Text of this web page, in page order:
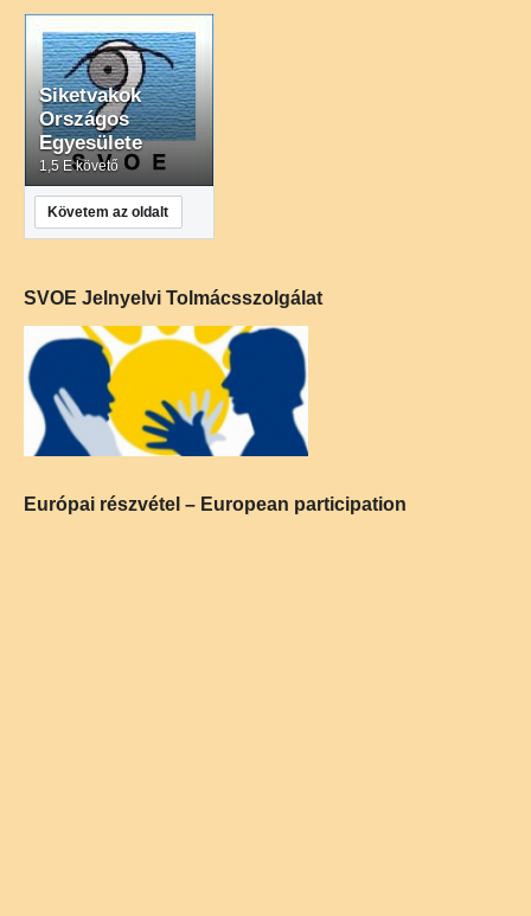
Siketvakok
Országos
Egyesülete
1,5 E követő
Követem az oldalt
SVOE Jelnyelvi Tolmácsszolgálat
Európai részvétel – European participation